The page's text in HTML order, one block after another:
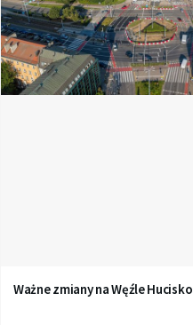
Ważne zmiany na Węźle Hucisko